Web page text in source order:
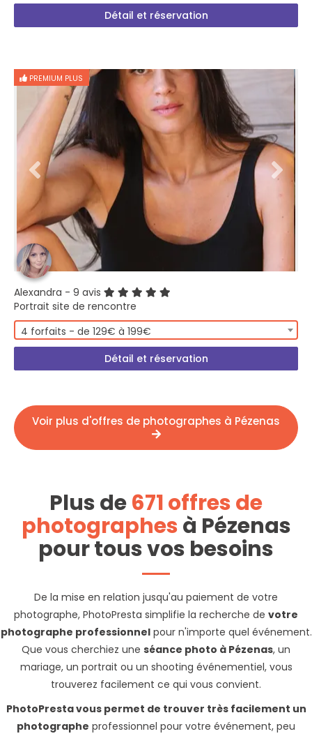
Détail et réservation
PREMIUM PLUS
Alexandra - 9 avis
Portrait site de rencontre
4 forfaits - de 129€ à 199€
Détail et réservation
Voir plus d'offres de photographes à Pézenas
Plus de671 offres de
photographesà Pézenas
pour tous vos besoins
De la mise en relation jusqu'au paiement de votre
photographe, PhotoPresta simplifie la recherche de votre
photographe professionnelpour n'importe quel événement.
Que vous cherchiez une séance photo à Pézenas, un
mariage, un portrait ou un shooting événementiel, vous
trouverez facilement ce qui vous convient.
PhotoPresta vous permet de trouver très facilement un
photographe professionnel pour votre événement, peu